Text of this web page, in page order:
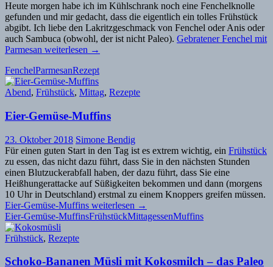
Heute morgen habe ich im Kühlschrank noch eine Fenchelknolle
gefunden und mir gedacht, dass die eigentlich ein tolles Frühstück
abgibt. Ich liebe den Lakritzgeschmack von Fenchel oder Anis oder
auch Sambuca (obwohl, der ist nicht Paleo). Gebratener Fenchel mit
Parmesan weiterlesen →
FenchelParmesanRezept
Abend, Frühstück, Mittag, Rezepte
Eier-Gemüse-Muffins
23. Oktober 2018 Simone Bendig
Für einen guten Start in den Tag ist es extrem wichtig, ein Frühstück
zu essen, das nicht dazu führt, dass Sie in den nächsten Stunden
einen Blutzuckerabfall haben, der dazu führt, dass Sie eine
Heißhungerattacke auf Süßigkeiten bekommen und dann (morgens
10 Uhr in Deutschland) erstmal zu einem Knoppers greifen müssen.
Eier-Gemüse-Muffins weiterlesen →
Eier-Gemüse-MuffinsFrühstückMittagessenMuffins
Frühstück, Rezepte
Schoko-Bananen Müsli mit Kokosmilch – das Paleo